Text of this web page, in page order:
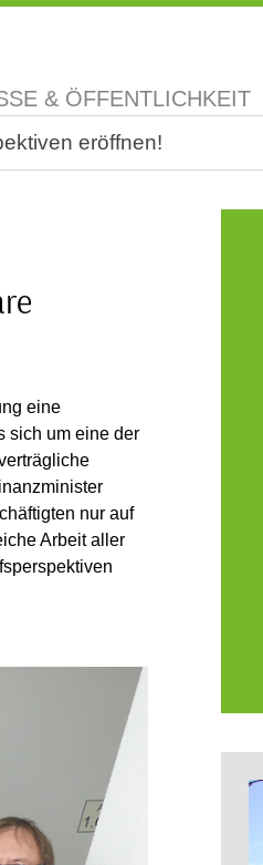
& ÖFFENTLICHKEIT
eröffnen!
eine
sich um eine der
nur auf
Arbeit aller